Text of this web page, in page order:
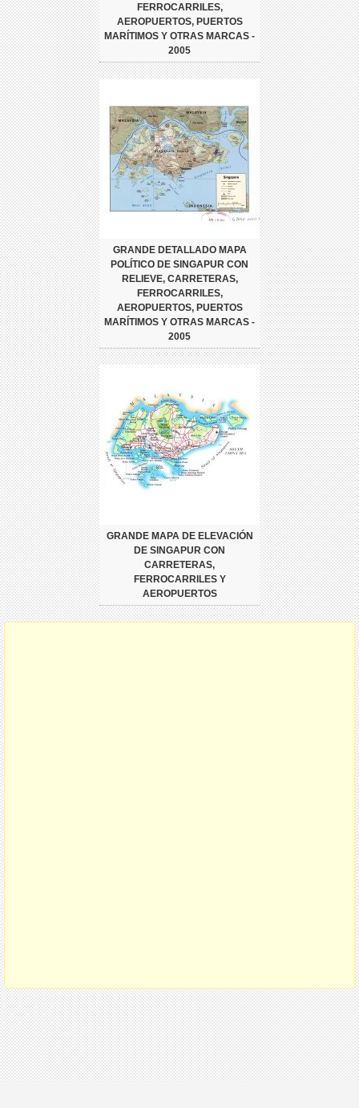
FERROCARRILES,
AEROPUERTOS, PUERTOS
MARÍTIMOS Y OTRAS MARCAS -
2005
GRANDE DETALLADO MAPA
POLÍTICO DE SINGAPUR CON
RELIEVE, CARRETERAS,
FERROCARRILES,
AEROPUERTOS, PUERTOS
MARÍTIMOS Y OTRAS MARCAS -
2005
GRANDE MAPA DE ELEVACIÓN
DE SINGAPUR CON
CARRETERAS,
FERROCARRILES Y
AEROPUERTOS